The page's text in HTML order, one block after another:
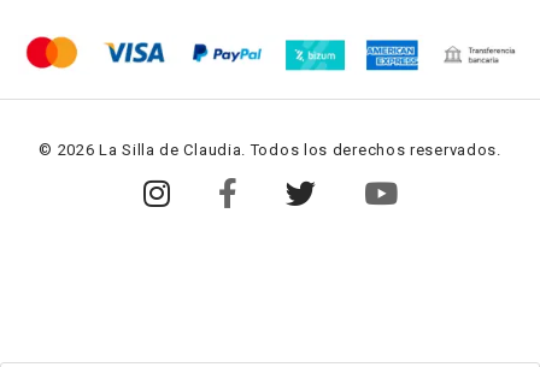
© 2026 La Silla de Claudia. Todos los derechos reservados.